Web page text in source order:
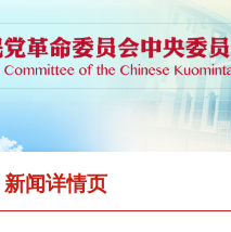
新闻详情页